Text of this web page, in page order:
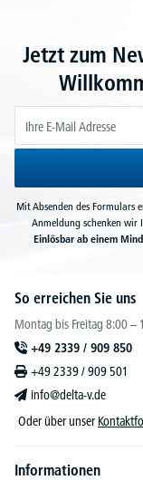
Jetzt zum
Mit Absenden des Formulars
Anmeldung schenken wir
Einlösbar ab einem
So erreichen Sie uns
Montag bis Freitag 8:00 –
+49 2339 / 909 850
+49 2339 / 909 501
info@delta-v.de
Oder über unser
Informationen